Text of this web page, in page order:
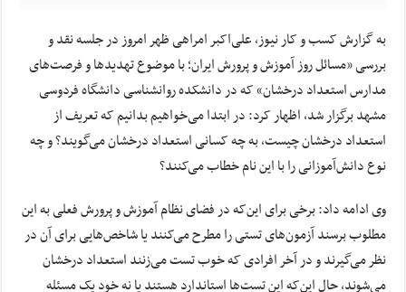
به گزارش کسب و کار نیوز، علی‌اکبر امراهی ظهر امروز در جلسه نقد و
بررسی «مسائل روز آموزش و پرورش ایران؛ با موضوع تهدیدها و فرصت‌های
مدارس استعداد درخشان» که در دانشکده روانشناسی دانشگاه فردوسی
مشهد برگزار شد، اظهار کرد: در ابتدا می‌خواهیم بدانیم که تعریف از
استعداد درخشان چیست، به چه کسانی استعداد درخشان می‌گویند؟ و چه
نوع دانش‌آموزانی را با این نام خطاب می‌کنند؟
وی ادامه داد: برخی برای این‌که در فضای نظام آموزش و پرورش فعلی به این
مطلوب برسند آزمون‌های تستی را مطرح می‌کنند یا شاخص‌هایی برای آن در
نظر می‌گیرند و در آخر افرادی که خوب تست می‌زنند استعداد درخشان
می‌شوند، حال این‌که این تست‌ها استاندارد هستند یا نه خود یک مسئله